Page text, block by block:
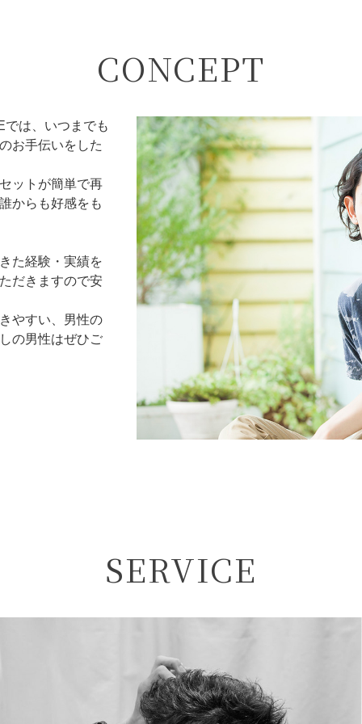
CONCEPT
は、いつまでも
お手伝いをした
ットが簡単で再
からも好感をも
た経験・実績を
だきますので安
やすい、男性の
の男性はぜひご
SERVICE